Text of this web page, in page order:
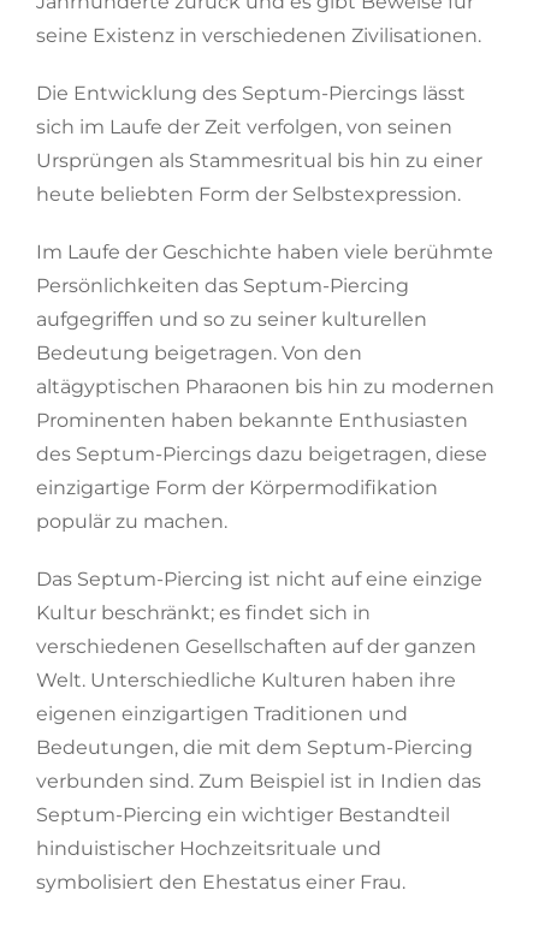
seine Existenz in verschiedenen Zivilisationen.
Die Entwicklung des Septum-Piercings lässt
sich im Laufe der Zeit verfolgen, von seinen
Ursprüngen als Stammesritual bis hin zu einer
heute beliebten Form der Selbstexpression.
Im Laufe der Geschichte haben viele berühmte
Persönlichkeiten das Septum-Piercing
aufgegriffen und so zu seiner kulturellen
Bedeutung beigetragen. Von den
altägyptischen Pharaonen bis hin zu modernen
Prominenten haben bekannte Enthusiasten
des Septum-Piercings dazu beigetragen, diese
einzigartige Form der Körpermodifikation
populär zu machen.
Das Septum-Piercing ist nicht auf eine einzige
Kultur beschränkt; es findet sich in
verschiedenen Gesellschaften auf der ganzen
Welt. Unterschiedliche Kulturen haben ihre
eigenen einzigartigen Traditionen und
Bedeutungen, die mit dem Septum-Piercing
verbunden sind. Zum Beispiel ist in Indien das
Septum-Piercing ein wichtiger Bestandteil
hinduistischer Hochzeitsrituale und
symbolisiert den Ehestatus einer Frau.